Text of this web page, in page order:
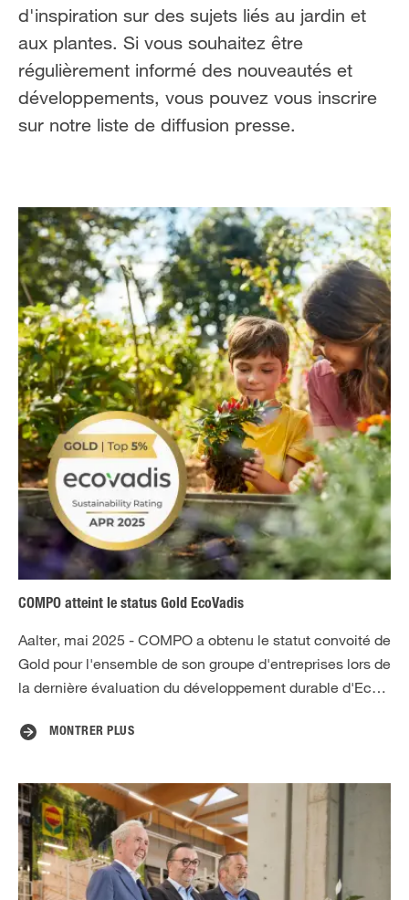
d'inspiration sur des sujets liés au jardin et
aux plantes. Si vous souhaitez être
régulièrement informé des nouveautés et
développements, vous pouvez vous inscrire
sur notre liste de diffusion presse.
COMPO atteint le status Gold EcoVadis
Aalter, mai 2025 - COMPO a obtenu le statut convoité de
Gold pour l'ensemble de son groupe d'entreprises lors de
la dernière évaluation du développement durable d'Ec…
MONTRER PLUS